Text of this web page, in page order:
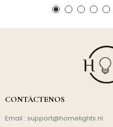
CONTÁCTENOS
Email : support@homelights.nl